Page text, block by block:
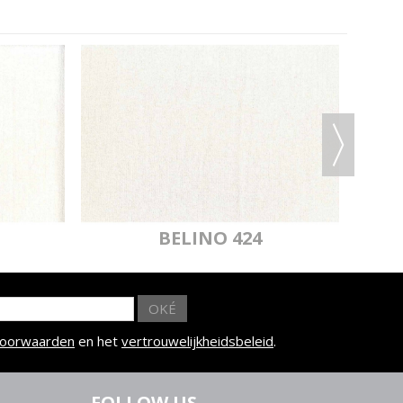
BELINO 424
OKÉ
en het vertrouwelijkheidsbeleid.